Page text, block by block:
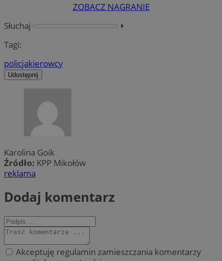
ZOBACZ NAGRANIE
Słuchaj
⏵︎
Tagi:
policjakierowcy
Udostępnij
Karolina Goik
Źródło: KPP Mikołów
reklama
Dodaj komentarz
Akceptuję regulamin zamieszczania komentarzy